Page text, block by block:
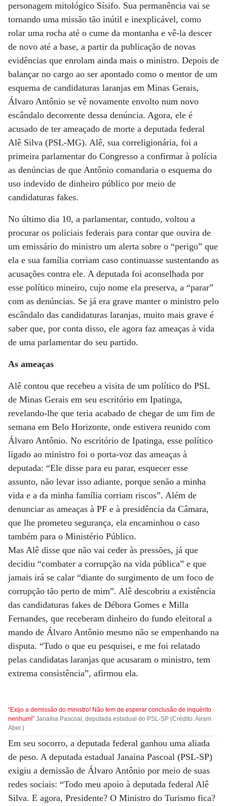
personagem mitológico Sísifo. Sua permanência vai se
tornando uma missão tão inútil e inexplicável, como
rolar uma rocha até o cume da montanha e vê-la descer
de novo até a base, a partir da publicação de novas
evidências que enrolam ainda mais o ministro. Depois de
balançar no cargo ao ser apontado como o mentor de um
esquema de candidaturas laranjas em Minas Gerais,
Álvaro Antônio se vê novamente envolto num novo
escândalo decorrente dessa denúncia. Agora, ele é
acusado de ter ameaçado de morte a deputada federal
Alê Silva (PSL-MG). Alê, sua correligionária, foi a
primeira parlamentar do Congresso a confirmar à polícia
as denúncias de que Antônio comandaria o esquema do
uso indevido de dinheiro público por meio de
candidaturas fakes.
No último dia 10, a parlamentar, contudo, voltou a
procurar os policiais federais para contar que ouvira de
um emissário do ministro um alerta sobre o “perigo” que
ela e sua família corriam caso continuasse sustentando as
acusações contra ele. A deputada foi aconselhada por
esse político mineiro, cujo nome ela preserva, a “parar”
com as denúncias. Se já era grave manter o ministro pelo
escândalo das candidaturas laranjas, muito mais grave é
saber que, por conta disso, ele agora faz ameaças à vida
de uma parlamentar do seu partido.
As ameaças
Alê contou que recebeu a visita de um político do PSL
de Minas Gerais em seu escritório em Ipatinga,
revelando-lhe que teria acabado de chegar de um fim de
semana em Belo Horizonte, onde estivera reunido com
Álvaro Antônio. No escritório de Ipatinga, esse político
ligado ao ministro foi o porta-voz das ameaças à
deputada: “Ele disse para eu parar, esquecer esse
assunto, não levar isso adiante, porque senão a minha
vida e a da minha família corriam riscos”. Além de
denunciar as ameaças à PF e à presidência da Câmara,
que lhe prometeu segurança, ela encaminhou o caso
também para o Ministério Público.
Mas Alê disse que não vai ceder às pressões, já que
decidiu “combater a corrupção na vida pública” e que
jamais irá se calar “diante do surgimento de um foco de
corrupção tão perto de mim”. Alê descobriu a existência
das candidaturas fakes de Débora Gomes e Milla
Fernandes, que receberam dinheiro do fundo eleitoral a
mando de Álvaro Antônio mesmo não se empenhando na
disputa. “Tudo o que eu pesquisei, e me foi relatado
pelas candidatas laranjas que acusaram o ministro, tem
extrema consistência”, afirmou ela.
“Exijo a demissão do ministro! Não tem de esperar conclusão de inquérito
nenhum!” Janaína Pascoal, deputada estadual do PSL-SP (Crédito: Airam
Abel )
Em seu socorro, a deputada federal ganhou uma aliada
de peso. A deputada estadual Janaina Pascoal (PSL-SP)
exigiu a demissão de Álvaro Antônio por meio de suas
redes sociais: “Todo meu apoio à deputada federal Alê
Silva. E agora, Presidente? O Ministro do Turismo fica?